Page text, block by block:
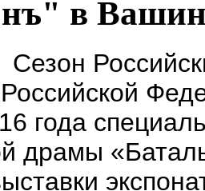
в
Сезон
года
драмы